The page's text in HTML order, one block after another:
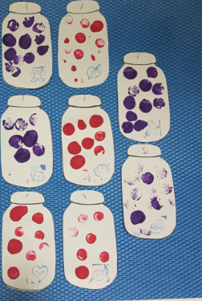
/DLE NOVÉHO RVP PV 2025